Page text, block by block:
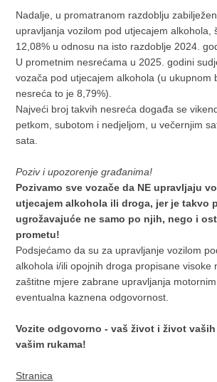
Nadalje, u promatranom razdoblju
upravljanja vozilom pod utjecajem alkohola,
12,08% u odnosu na isto razdoblje 2024.
U prometnim nesrećama u 2025. godini
vozača pod utjecajem alkohola (u ukupnom
nesreća to je 8,79%).
Najveći broj takvih nesreća događa se
petkom, subotom i nedjeljom, u večernjim
sata.
Poziv i upozorenje građanima!
Pozivamo sve vozače da NE upravljaju
utjecajem alkohola ili droga, jer je takvo
ugrožavajuće ne samo po njih, nego i
prometu!
Podsjećamo da su za upravljanje vozilom
alkohola i/ili opojnih droga propisane visoke
zaštitne mjere zabrane upravljanja
eventualna kaznena odgovornost.
Vozite odgovorno - vaš život i život
vašim rukama!
Stranica